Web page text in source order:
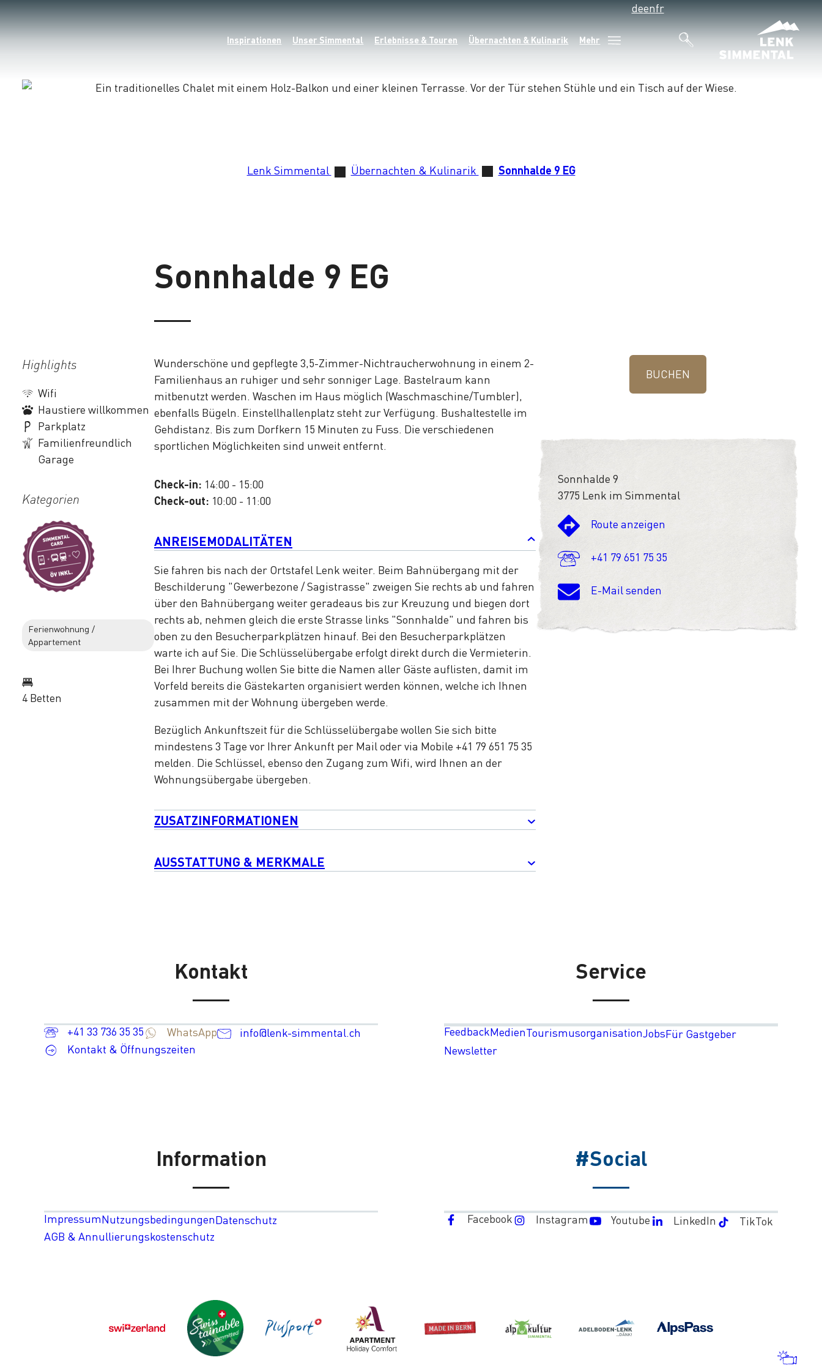
Inspirationen Unser Simmental Erlebnisse & Touren Übernachten & Kulinarik Mehr
deenfr
Lenk Simmental Übernachten & Kulinarik Sonnhalde 9 EG
Sonnhalde 9 EG
Highlights
Wifi
Haustiere willkommen
Parkplatz
Familienfreundlich
Garage
Kategorien
Ferienwohnung /
Appartement
4 Betten
Wunderschöne und gepflegte 3,5-Zimmer-Nichtraucherwohnung in einem 2-
Familienhaus an ruhiger und sehr sonniger Lage. Bastelraum kann
mitbenutzt werden. Waschen im Haus möglich (Waschmaschine/Tumbler),
ebenfalls Bügeln. Einstellhallenplatz steht zur Verfügung. Bushaltestelle im
Gehdistanz. Bis zum Dorfkern 15 Minuten zu Fuss. Die verschiedenen
sportlichen Möglichkeiten sind unweit entfernt.
Check-in: 14:00 - 15:00
Check-out: 10:00 - 11:00
ANREISEMODALITÄTEN
Sie fahren bis nach der Ortstafel Lenk weiter. Beim Bahnübergang mit der
Beschilderung "Gewerbezone / Sagistrasse" zweigen Sie rechts ab und fahren
über den Bahnübergang weiter geradeaus bis zur Kreuzung und biegen dort
rechts ab, nehmen gleich die erste Strasse links "Sonnhalde" und fahren bis
oben zu den Besucherparkplätzen hinauf. Bei den Besucherparkplätzen
warte ich auf Sie. Die Schlüsselübergabe erfolgt direkt durch die Vermieterin.
Bei Ihrer Buchung wollen Sie bitte die Namen aller Gäste auflisten, damit im
Vorfeld bereits die Gästekarten organisiert werden können, welche ich Ihnen
zusammen mit der Wohnung übergeben werde.
Bezüglich Ankunftszeit für die Schlüsselübergabe wollen Sie sich bitte
mindestens 3 Tage vor Ihrer Ankunft per Mail oder via Mobile +41 79 651 75 35
melden. Die Schlüssel, ebenso den Zugang zum Wifi, wird Ihnen an der
Wohnungsübergabe übergeben.
ZUSATZINFORMATIONEN
AUSSTATTUNG & MERKMALE
BUCHEN
Sonnhalde 9
3775 Lenk im Simmental
Route anzeigen
+41 79 651 75 35
E-Mail senden
Kontakt
+41 33 736 35 35 WhatsApp
info@lenk-simmental.ch
Kontakt & Öffnungszeiten
Service
FeedbackMedienTourismusorganisationJobsFür Gastgeber
Newsletter
Information
ImpressumNutzungsbedingungenDatenschutz
AGB & Annullierungskostenschutz
#Social
Facebook Instagram Youtube LinkedIn TikTok